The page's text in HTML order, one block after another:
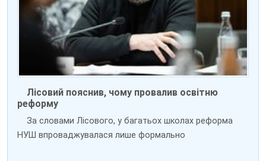
Лісовий пояснив, чому провалив освітню
реформу
За словами Лісового, у багатьох школах реформа
НУШ впроваджувалася лише формально